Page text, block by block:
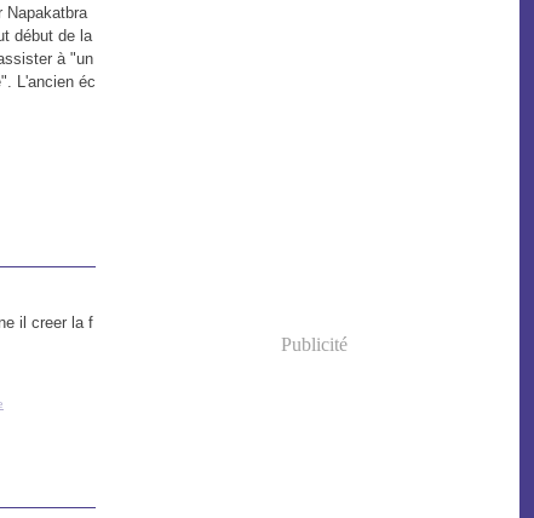
Napakatbra
début de la
à "un
L'ancien éc
il creer la f
Publicité